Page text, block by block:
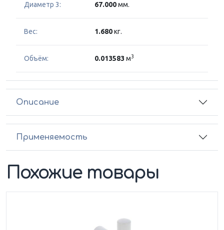
Диаметр 3: 67.000мм.
Вес: 1.680кг.
Объём: 0.013583 м3
Описание
Применяемость
Похожие товары